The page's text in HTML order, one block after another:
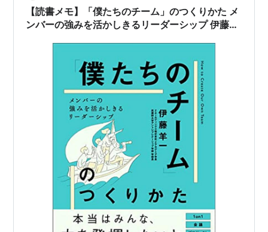
ンや会話の際に相手を動かすための具体的な技術が紹介
されています。伊藤さんは、プレ…
【読書メモ】「僕たちのチーム」のつくりかた メ
ンバーの強みを活かしきるリーダーシップ 伊藤羊